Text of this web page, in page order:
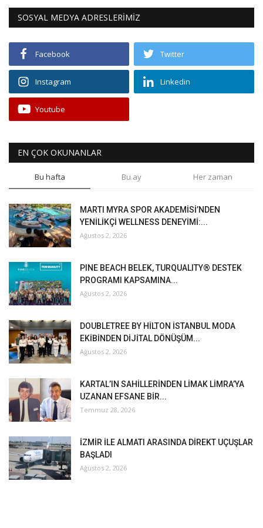
SOSYAL MEDYA ADRESLERİMİZ
Facebook Twitter
Instagram Linkedin
Youtube
EN ÇOK OKUNANLAR
Bu hafta Bu ay Her zaman
MARTI MYRA SPOR AKADEMİSİ’NDEN
YENİLİKÇİ WELLNESS DENEYİMİ:...
Ağustos 2, 2026
PINE BEACH BELEK, TURQUALITY® DESTEK
PROGRAMI KAPSAMINA...
Ağustos 2, 2026
DOUBLETREE BY HİLTON İSTANBUL MODA
EKİBİNDEN DİJİTAL DÖNÜŞÜM...
Ağustos 2, 2026
KARTAL’IN SAHİLLERİNDEN LİMAK LİMRA’YA
UZANAN EFSANE BİR...
Temmuz 28, 2026
İZMİR İLE ALMATI ARASINDA DİREKT UÇUŞLAR
BAŞLADI
Ağustos 2, 2026